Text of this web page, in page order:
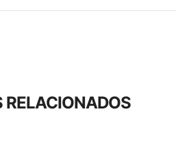
RELACIONADOS